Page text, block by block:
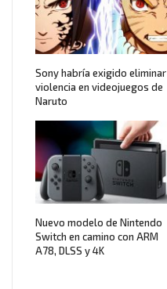
Sony habría exigido eliminar
violencia en videojuegos de
Naruto
Nuevo modelo de Nintendo
Switch en camino con ARM
A78, DLSS y 4K